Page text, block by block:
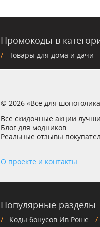
Промокоды в
Товары для дома и дачи
© 2026 «Все для
Все скидочные акции
Блог для модников.
Реальные отзывы
О проекте и контакты
Популярные разделы
Коды бонусов Ив Роше